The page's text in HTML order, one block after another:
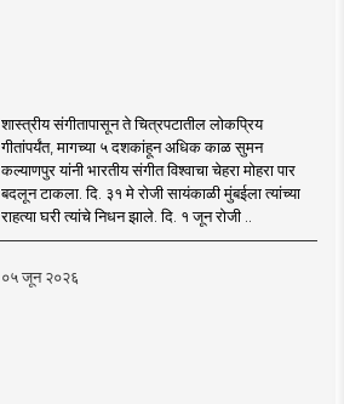
शास्त्रीय संगीतापासून ते चित्रपटातील लोकप्रिय
गीतांपर्यंत, मागच्या ५ दशकांहून अधिक काळ सुमन
कल्याणपुर यांनी भारतीय संगीत विश्वाचा चेहरा मोहरा पार
बदलून टाकला. दि. ३१ मे रोजी सायंकाळी मुंबईला त्यांच्या
राहत्या घरी त्यांचे निधन झाले. दि. १ जून रोजी ..
०५ जून २०२६